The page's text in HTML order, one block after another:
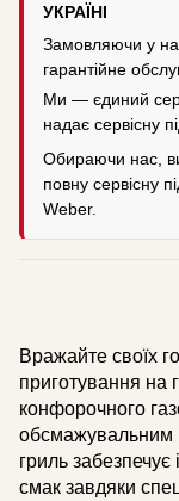
УКРАЇНІ
Замовляючи у
гарантійне
Ми — єдиний
надає сервісну
Обираючи нас, ви
повну сервісну
Weber.
Вражайте своїх
приготування на
конфорочного
обсмажувальним
гриль забезпечує
смак завдяки